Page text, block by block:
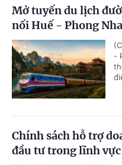
Mở tuyến du lịch
nối Huế - Phong Nha
-
Chính sách hỗ trợ
đầu tư trong lĩnh vực